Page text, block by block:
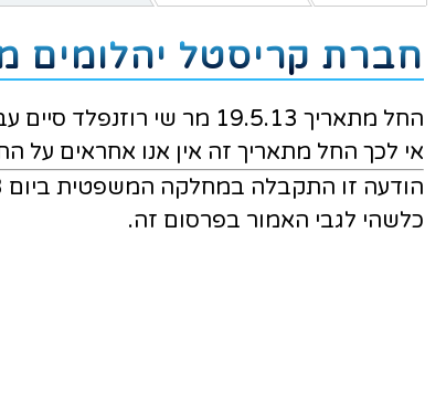
חברת קריסטל יהלומים
החל מתאריך 19.5.13 מר שי רוזנפלד סיים עבודתו בחברתנו
אי לכך החל מתאריך זה אין אנו אחראים על
כלשהי לגבי האמור בפרסום זה.